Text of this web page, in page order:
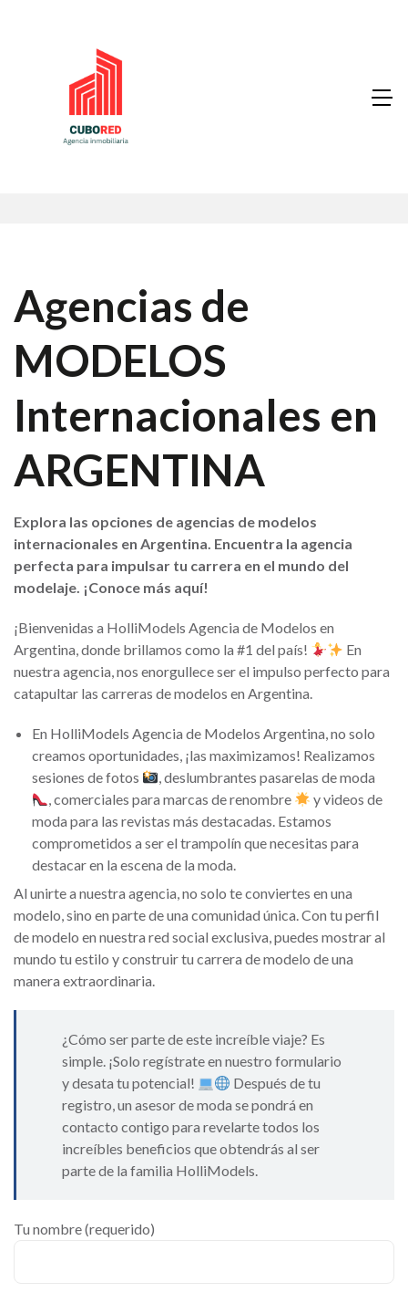
Agencias de
MODELOS
Internacionales en
ARGENTINA
Explora las opciones de agencias de modelos
internacionales en Argentina. Encuentra la agencia
perfecta para impulsar tu carrera en el mundo del
modelaje. ¡Conoce más aquí!
¡Bienvenidas a HolliModels Agencia de Modelos en
Argentina, donde brillamos como la #1 del país!
En
nuestra agencia, nos enorgullece ser el impulso perfecto para
catapultar las carreras de modelos en Argentina.
En HolliModels Agencia de Modelos Argentina, no solo
creamos oportunidades, ¡las maximizamos! Realizamos
sesiones de fotos
, deslumbrantes pasarelas de moda
, comerciales para marcas de renombre
y videos de
moda para las revistas más destacadas. Estamos
comprometidos a ser el trampolín que necesitas para
destacar en la escena de la moda.
Al unirte a nuestra agencia, no solo te conviertes en una
modelo, sino en parte de una comunidad única. Con tu perfil
de modelo en nuestra red social exclusiva, puedes mostrar al
mundo tu estilo y construir tu carrera de modelo de una
manera extraordinaria.
¿Cómo ser parte de este increíble viaje? Es
simple. ¡Solo regístrate en nuestro formulario
y desata tu potencial!
Después de tu
registro, un asesor de moda se pondrá en
contacto contigo para revelarte todos los
increíbles beneficios que obtendrás al ser
parte de la familia HolliModels.
Tu nombre (requerido)